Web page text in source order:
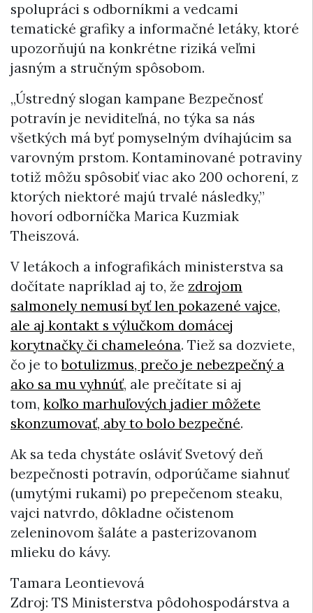
spolupráci s odborníkmi a vedcami
tematické grafiky a informačné letáky, ktoré
upozorňujú na konkrétne riziká veľmi
jasným a stručným spôsobom.
„Ústredný slogan kampane Bezpečnosť
potravín je neviditeľná, no týka sa nás
všetkých má byť pomyselným dvíhajúcim sa
varovným prstom. Kontaminované potraviny
totiž môžu spôsobiť viac ako 200 ochorení, z
ktorých niektoré majú trvalé následky,”
hovorí odborníčka Marica Kuzmiak
Theiszová.
V letákoch a infografikách ministerstva sa
dočítate napríklad aj to, že zdrojom
salmonely nemusí byť len pokazené vajce,
ale aj kontakt s výlučkom domácej
korytnačky či chameleóna. Tiež sa dozviete,
čo je tobotulizmus, prečo je nebezpečný a
ako sa mu vyhnúť, ale prečítate si aj
tom, koľko marhuľových jadier môžete
skonzumovať, aby to bolo bezpečné.
Ak sa teda chystáte osláviť Svetový deň
bezpečnosti potravín, odporúčame siahnuť
(umytými rukami) po prepečenom steaku,
vajci natvrdo, dôkladne očistenom
zeleninovom šaláte a pasterizovanom
mlieku do kávy.
Tamara Leontievová
Zdroj: TS Ministerstva pôdohospodárstva a